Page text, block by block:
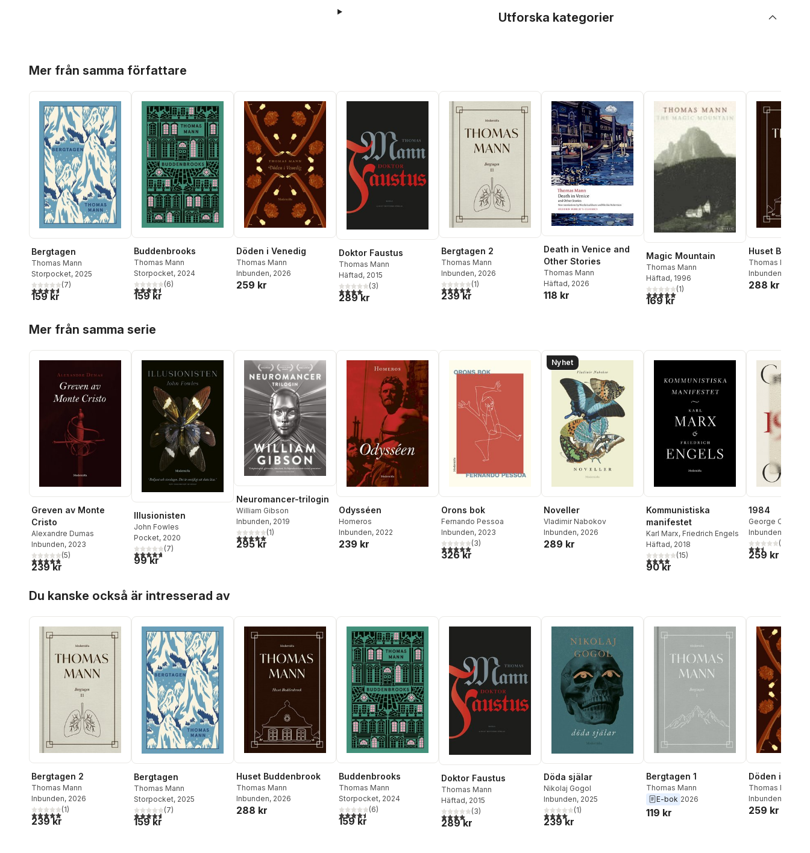
Utforska kategorier
Mer från samma författare
Bergtagen
Thomas Mann
Storpocket, 2025
4,6utav 5 stjärnor. Totalt antal röster:
(7)
159 kr
Buddenbrooks
Thomas Mann
Storpocket, 2024
4,5utav 5 stjärnor. Totalt antal röster:
(6)
159 kr
Döden i Venedig
Thomas Mann
Inbunden, 2026
259 kr
Doktor Faustus
Thomas Mann
Häftad, 2015
4,0utav 5 stjärnor. Totalt antal röster:
(3)
289 kr
Bergtagen 2
Thomas Mann
Inbunden, 2026
5,0utav 5 stjärnor. Totalt antal röster:
(1)
239 kr
Death in Venice and
Other Stories
Thomas Mann
Häftad, 2026
118 kr
Magic Mountain
Thomas Mann
Häftad, 1996
5,0utav 5 stjärnor. Totalt antal röster:
(1)
169 kr
Huset
Thomas Mann
Inbunden
288 kr
Mer från samma serie
Greven av Monte
Cristo
Alexandre Dumas
Inbunden, 2023
4,8utav 5 stjärnor. Totalt antal röster:
(5)
239 kr
Illusionisten
John Fowles
Pocket, 2020
4,7utav 5 stjärnor. Totalt antal röster:
(7)
99 kr
Neuromancer-trilogin
William Gibson
Inbunden, 2019
5,0utav 5 stjärnor. Totalt antal röster:
(1)
295 kr
Odysséen
Homeros
Inbunden, 2022
239 kr
Orons bok
Fernando Pessoa
Inbunden, 2023
5,0utav 5 stjärnor. Totalt antal röster:
(3)
326 kr
Nyhet
Noveller
Vladimir Nabokov
Inbunden, 2026
289 kr
Kommunistiska
manifestet
Karl Marx, Friedrich Engels
Häftad, 2018
3,9utav 5 stjärnor. Totalt antal röster:
(15)
90 kr
1984
George Orwell
Inbunden
2,5utav 5(
259 kr
Du kanske också är intresserad av
Bergtagen 2
Thomas Mann
Inbunden, 2026
5,0utav 5 stjärnor. Totalt antal röster:
(1)
239 kr
Bergtagen
Thomas Mann
Storpocket, 2025
4,6utav 5 stjärnor. Totalt antal röster:
(7)
159 kr
Huset Buddenbrook
Thomas Mann
Inbunden, 2026
288 kr
Buddenbrooks
Thomas Mann
Storpocket, 2024
4,5utav 5 stjärnor. Totalt antal röster:
(6)
159 kr
Doktor Faustus
Thomas Mann
Häftad, 2015
4,0utav 5 stjärnor. Totalt antal röster:
(3)
289 kr
Döda själar
Nikolaj Gogol
Inbunden, 2025
4,0utav 5 stjärnor. Totalt antal röster:
(1)
239 kr
Bergtagen 1
Thomas Mann
E-bok 2026
119 kr
Döden i
Thomas Mann
Inbunden
259 kr